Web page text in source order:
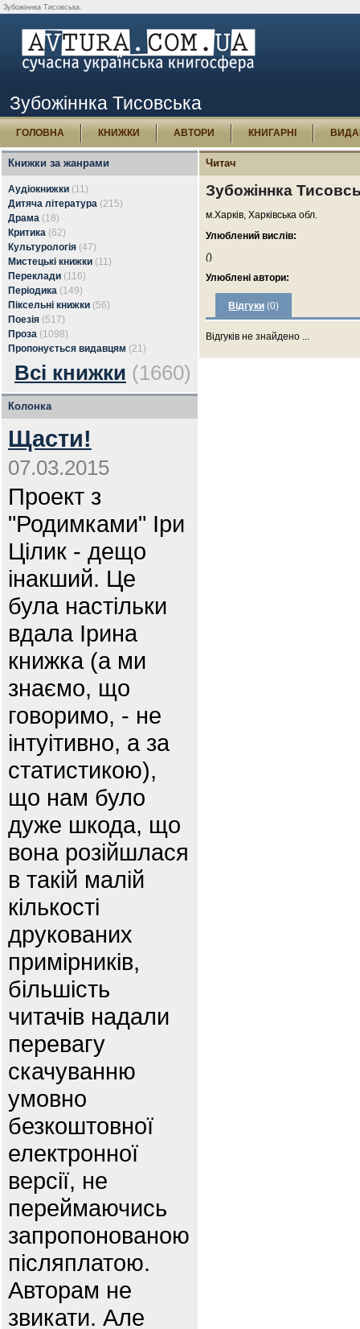
Зубожіннка Тисовська.
Зубожіннка Тисовська
ГОЛОВНА КНИЖКИ АВТОРИ КНИГАРНІ
Книжки за жанрами
Аудіокнижки (11)
Дитяча література (215)
Драма (18)
Критика (62)
Культурологія (47)
Мистецькі книжки (11)
Переклади (116)
Періодика (149)
Піксельні книжки (56)
Поезія (517)
Проза (1098)
Пропонується видавцям (21)
Всі книжки (1660)
Колонка
Щасти!
07.03.2015
Проект з
"Родимками" Іри
Цілик - дещо
інакший. Це
була настільки
вдала Ірина
книжка (а ми
знаємо, що
говоримо, - не
інтуітивно, а за
статистикою),
що нам було
дуже шкода, що
вона розійшлася
в такій малій
кількості
друкованих
примірників,
більшість
читачів надали
перевагу
скачуванню
умовно
безкоштовної
електронної
версії, не
переймаючись
запропонованою
післяплатою.
Авторам не
звикати. Але
Читач
Зубожіннка
м.Харків, Харківська обл.
Улюблений вислів:
()
Улюблені автори:
Відгуки (0)
Відгуків не знайдено ...